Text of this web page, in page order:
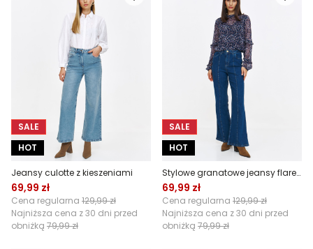
SALE
HOT
Jeansy culotte z kieszeniami
69,99 zł
Cena regularna 129,99 zł
Najniższa cena z 30 dni przed
obniżką 79,99 zł
SALE
HOT
Stylowe granatowe jeansy flare z przeszyciem
69,99 zł
Cena regularna 129,99 zł
Najniższa cena z 30 dni przed
obniżką 79,99 zł